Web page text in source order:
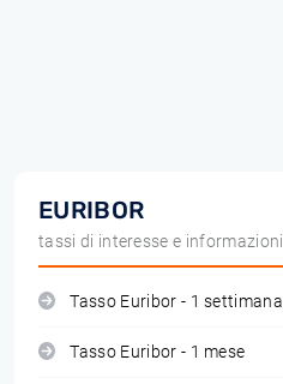
EURIBOR
tassi di interesse e informazioni
Tasso Euribor - 1 settimana
Tasso Euribor - 1 mese